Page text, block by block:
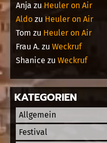
Anja zu Heuler on Air
Aldo zu Heuler on Air
Tom zu Heuler on Air
Frau A. zu Weckruf
Shanice zu Weckruf
KATEGORIEN
Allgemein
Festival